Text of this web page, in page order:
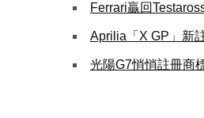
Ferrari贏回
Aprilia「X GP」新
光陽G7悄悄註冊商